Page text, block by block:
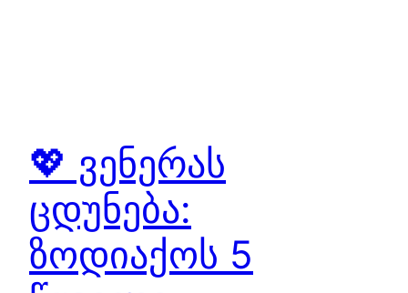
💖 ვენერას
ცდუნება:
ზოდიაქოს 5